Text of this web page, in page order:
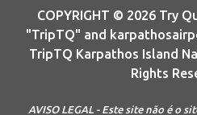
COPYRIGHT © 2026 Try
"TripTQ" and
TripTQ Karpathos Island
Rights
AVISO LEGAL - Este site não é o